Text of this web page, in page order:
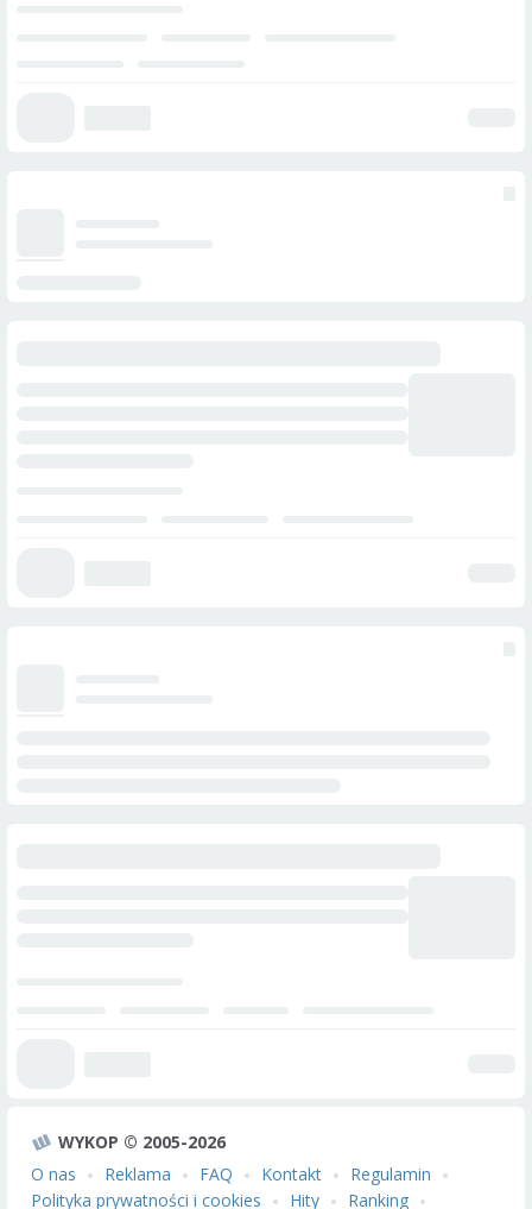
WYKOP © 2005-2026
O nas
Reklama FAQ Kontakt
Regulamin
Polityka prywatności i cookies
Hity Ranking